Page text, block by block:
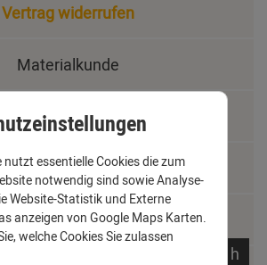
Vertrag widerrufen
Materialkunde
Fachbegriffe
Jobs
und Installationshilfen
h
nutzt essentielle Cookies die zum
notwendig sind sowie Analyse-
Website-Statistik und Externe
anzeigen von Google Maps Karten.
welche Cookies Sie zulassen